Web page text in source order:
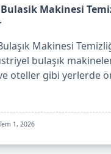
Makinesi
Makinesi
bulaşık
oteller gibi yerlerde
1, 2026